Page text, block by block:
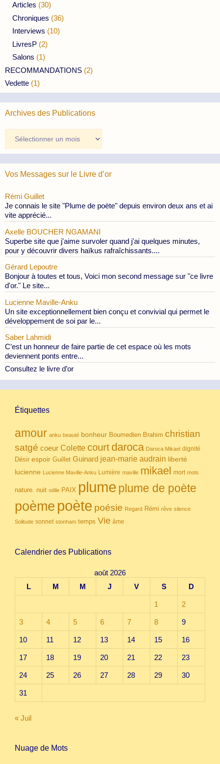
Articles (30)
Chroniques (36)
Interviews (10)
LivresP (2)
Salons (1)
RECOMMANDATIONS (2)
Vedette (1)
Archives des Publications
des
Publications
Vos Messages sur le Livre d’or
Rémi Guillet
Je connais le site "Plume de poète" depuis environ deux ans et ai
vite apprécié...
Axelle BOUCHER NGAMANI
Superbe site que j'aime survoler quand j'ai quelques minutes,
pour y découvrir divers haïkus rafraîchissants....
Gérard Lepoutre
Bonjour à toutes et tous, Voici mon second message sur "ce livre
d'or." Le site...
Lucienne Maville-Anku
Un site exceptionnellement bien conçu et convivial qui permet le
développement de soi par le...
Saber Lahmidi
C’est un honneur de faire partie de cet espace où les mots
deviennent ponts entre...
Consultez le livre d’or
Étiquettes
amour anku beauté bonheur Boumedien Brahim christian
satgé coeur Colette court daroca Daroca Mikael dignité
Désir espoir Guillet Guinard jean-marie audrain liberté
lucienne Lucienne Maville-Anku Lumière maville mikael mort mots
nature. nuit odile PAIX plume plume de poète
poème poète poésie Regard Rémi rêve silence
Solitude sonnet stonham temps Vie âme
Calendrier des Publications
août 2026
L
M M J V S D
1 2
3 4 5 6 7 8 9
10 11 12 13 14 15 16
17 18 19 20 21 22 23
24 25 26 27 28 29 30
31
« Juil
Nuage de Mots